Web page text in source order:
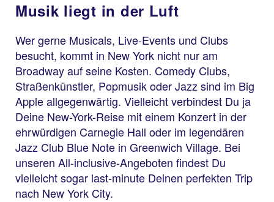
Musik liegt in der Luft
Wer gerne Musicals, Live-Events und Clubs
besucht, kommt in New York nicht nur am
Broadway auf seine Kosten. Comedy Clubs,
Straßenkünstler, Popmusik oder Jazz sind im Big
Apple allgegenwärtig. Vielleicht verbindest Du ja
Deine New-York-Reise mit einem Konzert in der
ehrwürdigen Carnegie Hall oder im legendären
Jazz Club Blue Note in Greenwich Village. Bei
unseren All-inclusive-Angeboten findest Du
vielleicht sogar last-minute Deinen perfekten Trip
nach New York City.